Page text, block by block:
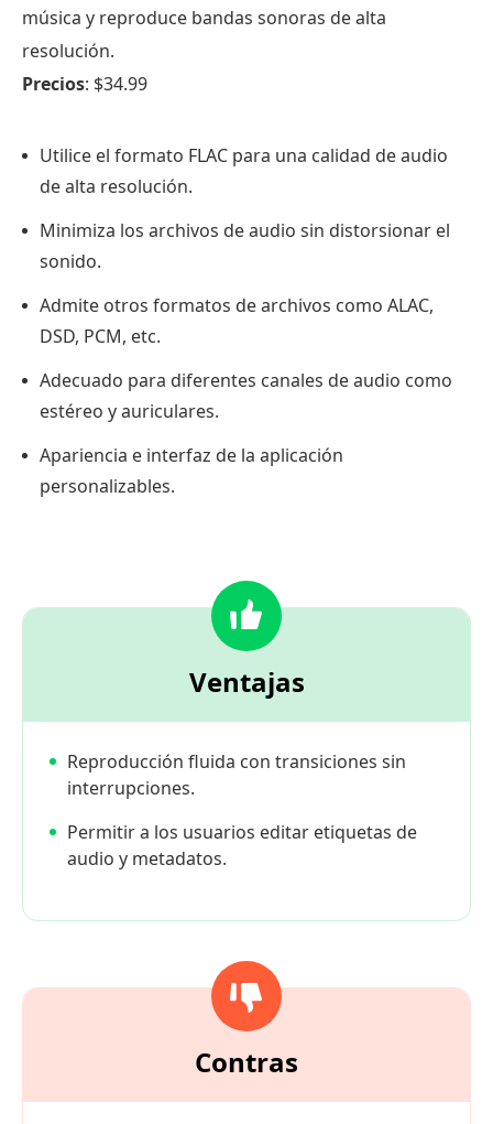
música y reproduce bandas sonoras de alta
resolución.
Precios: $34.99
Utilice el formato FLAC para una calidad de audio
de alta resolución.
Minimiza los archivos de audio sin distorsionar el
sonido.
Admite otros formatos de archivos como ALAC,
DSD, PCM, etc.
Adecuado para diferentes canales de audio como
estéreo y auriculares.
Apariencia e interfaz de la aplicación
personalizables.
Ventajas
Reproducción fluida con transiciones sin
interrupciones.
Permitir a los usuarios editar etiquetas de
audio y metadatos.
Contras